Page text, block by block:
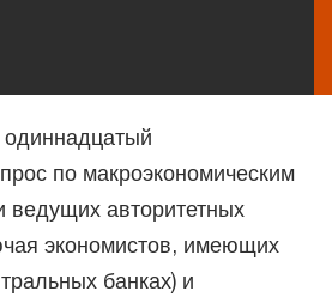
по макроэкономическим
ведущих авторитетных
экономистов, имеющих
банках) и